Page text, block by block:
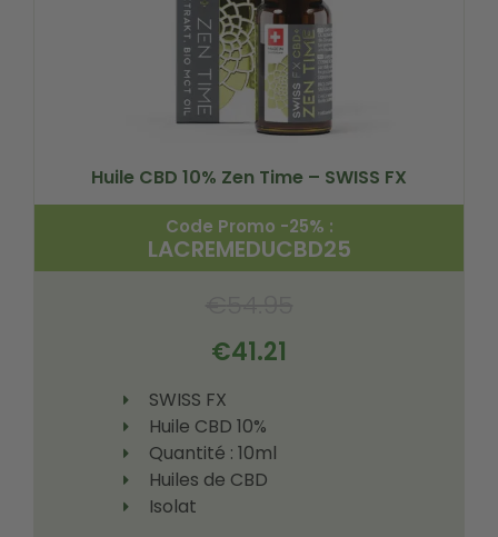
Huile CBD 10% Zen Time – SWISS FX
Code Promo -25% :
LACREMEDUCBD25
€41.21
SWISS FX
Huile CBD 10%
Quantité : 10ml
Huiles de CBD
Isolat